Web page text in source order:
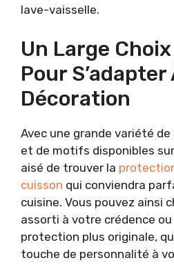
lave-vaisselle.
Un Large
Pour S’adapter
Décoration
Avec une grande variété
et de motifs disponibles
aisé de trouver la
cuisson qui conviendra
cuisine. Vous pouvez ainsi
assorti à votre crédence
protection plus originale,
touche de personnalité à